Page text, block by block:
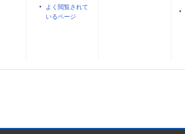
よく閲覧されて
いるページ